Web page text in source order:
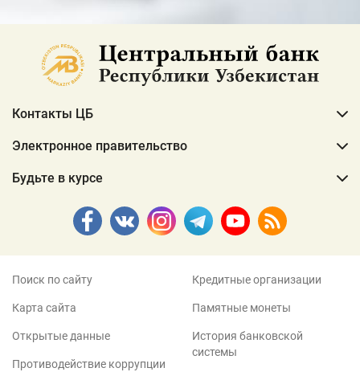
Контакты ЦБ
Электронное правительство
Будьте в курсе
Поиск по сайту
Карта сайта
Открытые данные
Противодействие коррупции
Кредитные организации
Памятные монеты
История банковской
системы